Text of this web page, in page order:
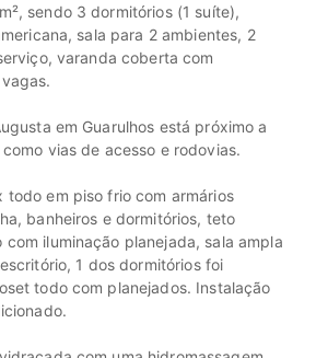
sendo 3 dormitórios (1 suíte),
sala para 2 ambientes, 2
varanda coberta com
em Guarulhos está próximo a
vias de acesso e rodovias.
todo em piso frio com armários
banheiros e dormitórios, teto
com iluminação planejada, sala ampla
1 dos dormitórios foi
todo com planejados. Instalação